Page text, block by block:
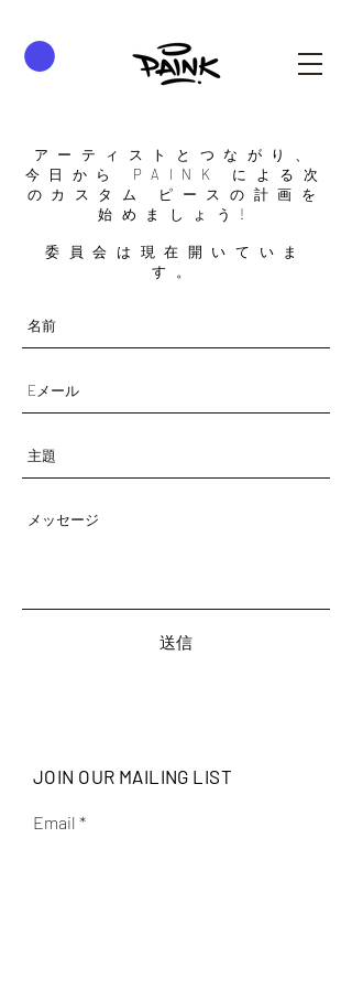
アーティストとつながり、
今日から PAINK による次
のカスタム ピースの計画を
始めましょう!
委員会は現在開いていま
す。
送信
JOIN OUR MAILING LIST
Email